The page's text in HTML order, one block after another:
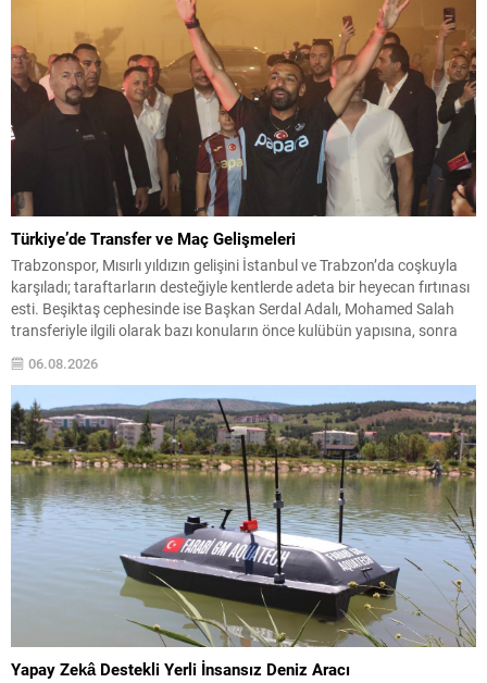
Türkiye’de Transfer ve Maç Gelişmeleri
Trabzonspor, Mısırlı yıldızın gelişini İstanbul ve Trabzon’da coşkuyla
karşıladı; taraftarların desteğiyle kentlerde adeta bir heyecan fırtınası
esti. Beşiktaş cephesinde ise Başkan Serdal Adalı, Mohamed Salah
transferiyle ilgili olarak bazı konuların önce kulübün yapısına, sonra
da şahsının yaklaşımına uymadığını belirtti: “Bu kadar basit.”
Fenerbahçe’nin Avrupa Sınavı Fenerbahçe, Şampiyonlar Ligi 3. ön...
06.08.2026
Yapay Zekâ Destekli Yerli İnsansız Deniz Aracı